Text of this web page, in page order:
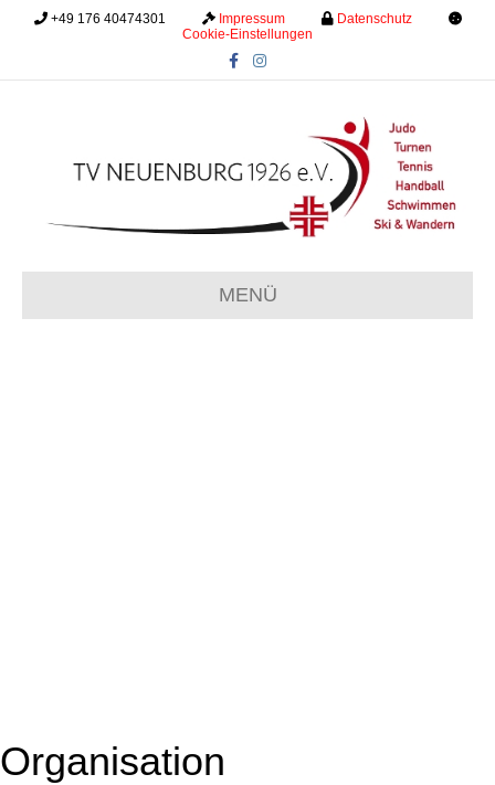
+49 176 40474301 Impressum Datenschutz
Cookie-Einstellungen
FacebookInstagram
MENÜ
Organisation